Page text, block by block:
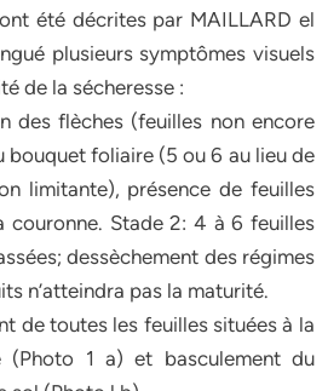
été décrites par MAILLARD el
plusieurs symptômes visuels
de la sécheresse :
des flèches (feuilles non encore
bouquet foliaire (5 ou 6 au lieu de
limitante), présence de feuilles
couronne. Stade 2: 4 à 6 feuilles
dessèchement des régimes
n’atteindra pas la maturité.
de toutes les feuilles situées à la
(Photo 1 a) et basculement du